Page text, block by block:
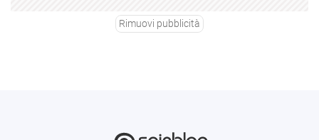
Rimuovi pubblicità